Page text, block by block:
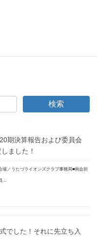
期決算報告および委員会
ました！
場／うたづライオンズクラブ事務局■例会担
…
でした！それに先立ち入